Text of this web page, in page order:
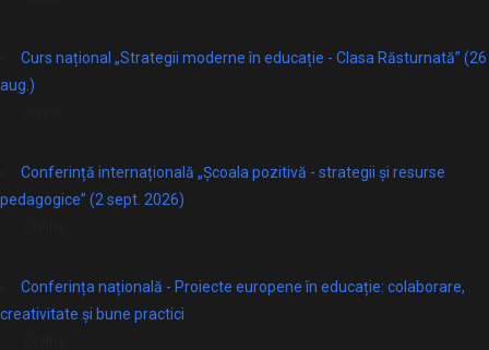
Curs național „Strategii moderne în educație - Clasa Răsturnată” (26
aug.)
Conferință internațională „Școala pozitivă - strategii și resurse
pedagogice” (2 sept. 2026)
Conferința națională - Proiecte europene în educație: colaborare,
creativitate și bune practici